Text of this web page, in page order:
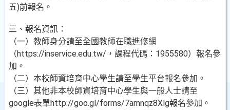
五)前報名。
三、報名資訊：
（一）教師身分請至全國教師在職進修網
（https://inservice.edu.tw/，課程代碼：1955580）報名參
加。
（二）本校師資培育中心學生請至學生平台報名參加。
（三）其他非本校師資培育中心學生與一般人士請至
google表單http://goo.gl/forms/7amnqz8Xlg報名參加。